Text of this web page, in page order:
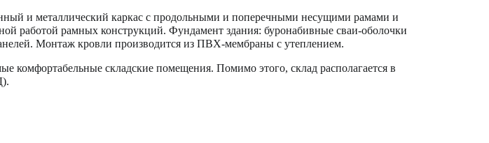
и металлический каркас с продольными и поперечными несущими рамами и
работой рамных конструкций. Фундамент здания: буронабивные сваи-оболочки
Монтаж кровли производится из ПВХ-мембраны с утеплением.
комфортабельные складские помещения. Помимо этого, склад располагается в